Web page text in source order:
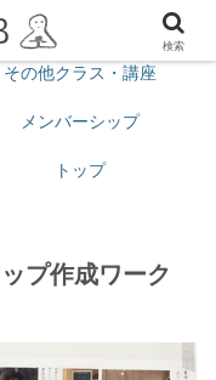
今月の予定
その他クラス・講座
メンバーシップ
トップ
プ作成ワーク
検索